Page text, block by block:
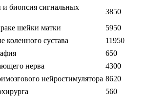
биопсия сигнальных
3850
шейки матки
5950
коленного сустава
11950
650
нерва
4300
нейростимулятора 8620
560